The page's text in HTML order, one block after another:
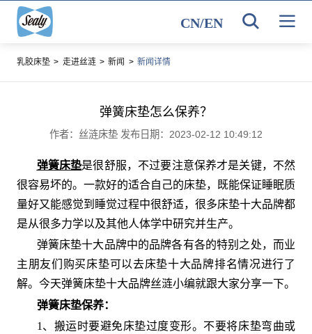
CN/EN
乳胶床垫 > 走进丝涟 > 新闻 > 新闻详情
弹簧床垫怎么保养？
作者：丝涟床垫 发布日期：2023-02-12 10:49:12
弹簧床垫是很舒服，不过要注意保养才是关键，不然
很容易坏的。一款好的适合自己的床垫，既能保证睡眠质
量好又能感觉到睡觉过程中很舒适，很多床垫十大品牌都
是从很多力学以及其他人体学中研究并生产。
弹簧床垫十大品牌中的品牌各有各的特别之处，而业
主朋友们购买床垫可以去床垫十大品牌排名情况进行了
解。今天弹簧床垫十大品牌丝涟小编就跟大家分享一下。
弹簧床垫保养：
1、搬运时要避免床垫过度变形。不要将床垫弯曲或